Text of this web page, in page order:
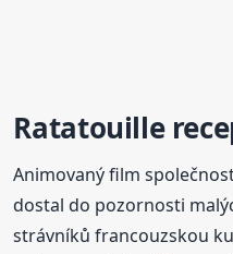
Ratatouille
Animovaný film
dostal do pozornosti
strávníků francouzskou